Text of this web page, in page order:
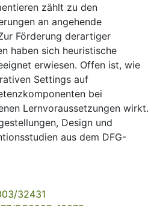
zählt zu den
an angehende
Förderung derartiger
haben sich heuristische
erwiesen. Offen ist, wie
Settings auf
bei
Lernvoraussetzungen wirkt.
Design und
aus dem DFG-
32431